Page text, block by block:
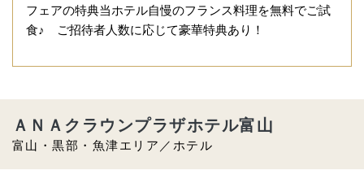
フェアの特典当ホテル自慢のフランス料理を無料でご試
食♪ ご招待者人数に応じて豪華特典あり！
富山・黒部・魚津エリア／ホテル
ＡＮＡクラウンプラザホテル富山